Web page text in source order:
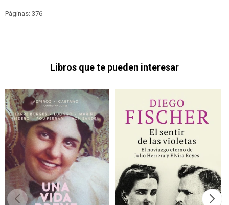
Páginas: 376
Libros que te pueden interesar